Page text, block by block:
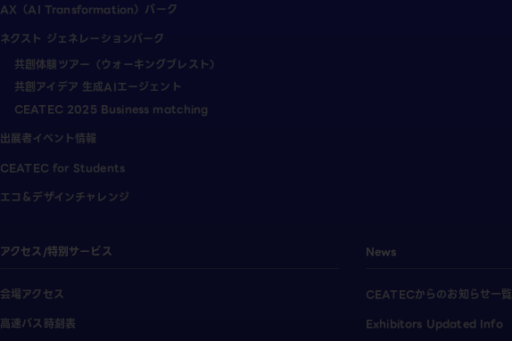
AX（AI Transformation）パーク
ネクスト ジェネレーションパーク
共創体験ツアー（ウォーキングブレスト）
共創アイデア 生成AIエージェント
CEATEC 2025 Business matching
出展者イベント情報
CEATEC for Students
エコ＆デザインチャレンジ
アクセス/特別サービス
会場アクセス
高速バス時刻表
News
CEATECからのお知らせ一覧
Exhibitors Updated Info